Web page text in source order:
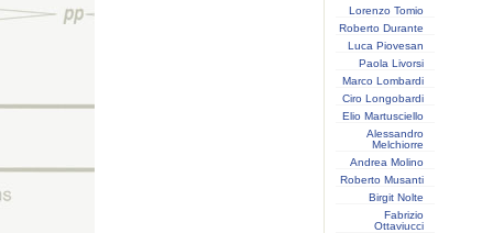
Lorenzo Tomio
Roberto Durante
Luca Piovesan
Paola Livorsi
Marco Lombardi
Ciro Longobardi
Elio Martusciello
Alessandro
Melchiorre
Andrea Molino
Roberto Musanti
Birgit Nolte
Fabrizio
Ottaviucci